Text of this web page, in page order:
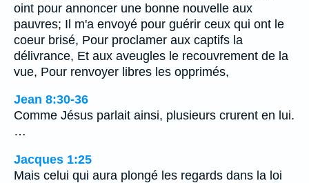
oint pour annoncer une bonne nouvelle aux
pauvres; Il m'a envoyé pour guérir ceux qui ont le
coeur brisé, Pour proclamer aux captifs la
délivrance, Et aux aveugles le recouvrement de la
vue, Pour renvoyer libres les opprimés,
Jean 8:30-36
Comme Jésus parlait ainsi, plusieurs crurent en lui.
…
Jacques 1:25
Mais celui qui aura plongé les regards dans la loi